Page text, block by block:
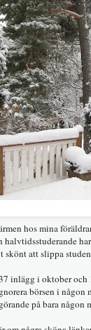
hos mina
att slippa
i oktober och
börsen i
på bara någon